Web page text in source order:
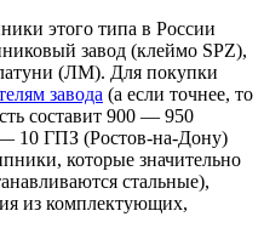
этого типа в России
завод (клеймо SPZ),
(ЛМ). Для покупки
завода (а если точнее, то
составит 900 — 950
10 ГПЗ (Ростов-на-Дону)
которые значительно
стальные),
из комплектующих,